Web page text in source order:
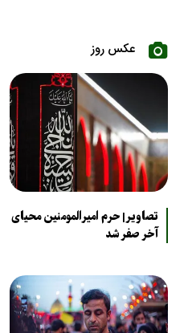
عکس روز
تصاویر| حرم امیرالمومنین محیای
آخر صفر شد